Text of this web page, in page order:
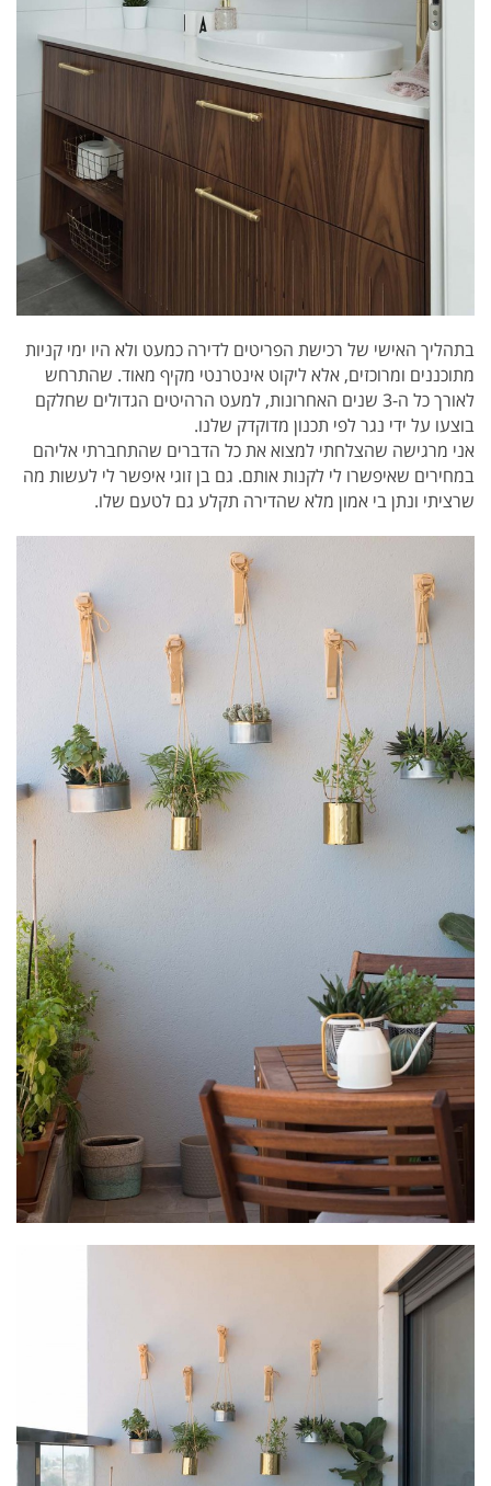
בתהליך האישי של רכישת הפריטים לדירה כמעט ולא היו ימי קניות
מתוכננים ומרוכזים, אלא ליקוט אינטרנטי מקיף מאוד. שהתרחש
לאורך כל ה-3 שנים האחרונות, למעט הרהיטים הגדולים שחלקם
בוצעו על ידי נגר לפי תכנון מדוקדק שלנו.
אני מרגישה שהצלחתי למצוא את כל הדברים שהתחברתי אליהם
במחירים שאיפשרו לי לקנות אותם. גם בן זוגי איפשר לי לעשות מה
שרציתי ונתן בי אמון מלא שהדירה תקלע גם לטעם שלו.